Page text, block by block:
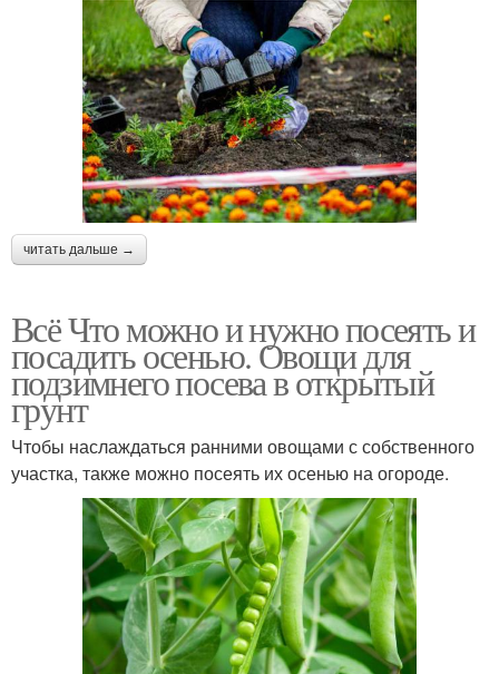
читать дальше →
Всё Что можно и нужно посеять и
посадить осенью. Овощи для
подзимнего посева в открытый
грунт
Чтобы наслаждаться ранними овощами с собственного
участка, также можно посеять их осенью на огороде.